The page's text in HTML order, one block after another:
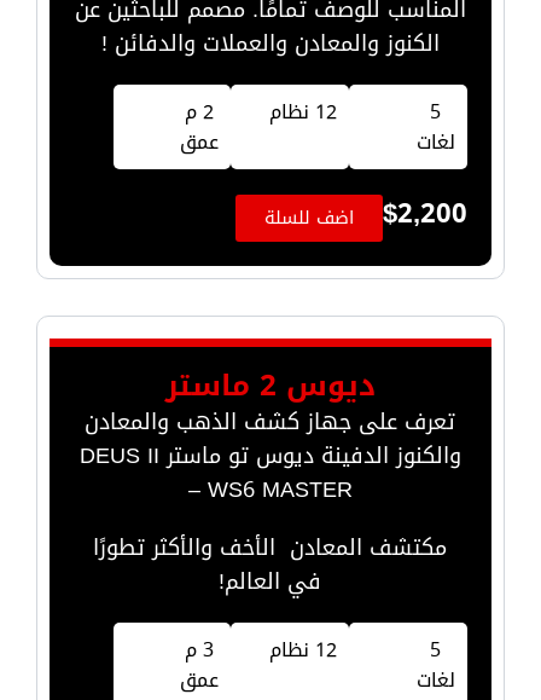
المناسب للوصف تمامًا. مصمم للباحثين عن
الكنوز والمعادن والعملات والدفائن !
5
لغات
12 نظام
2 م
عمق
$2,200 اضف للسلة
ديوس 2 ماستر
تعرف على جهاز كشف الذهب والمعادن
والكنوز الدفينة ديوس تو ماستر DEUS II
WS6 MASTER –
مكتشف المعادن الأخف والأكثر تطورًا
في العالم!
5
لغات
12 نظام
3 م
عمق